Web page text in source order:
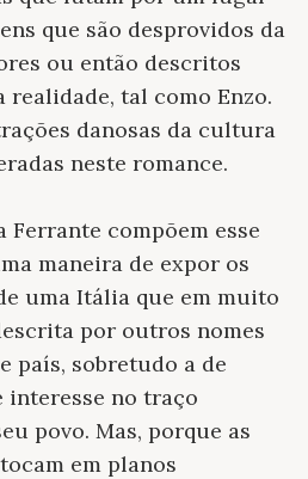
que são desprovidos da
ou então descritos
realidade, tal como Enzo.
danosas da cultura
neste romance.
Ferrante compõem esse
maneira de expor os
uma Itália que em muito
por outros nomes
país, sobretudo a de
no traço
povo. Mas, porque as
em planos